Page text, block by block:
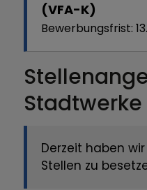
(VFA-K)
Derzeit haben
Stellen zu